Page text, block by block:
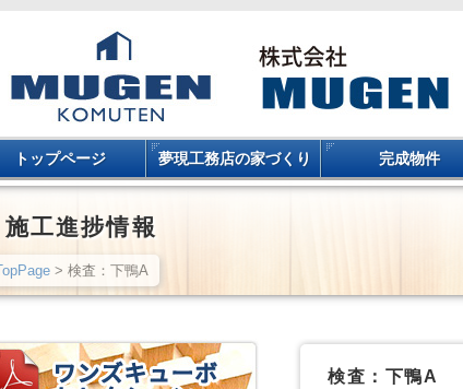
トップページ 夢現工務店の家づくり 完成物件
施工進捗情報
> 検査：下鴨A
検査：下鴨A